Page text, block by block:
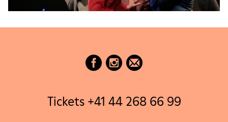
Tickets +41 44 268 66 99